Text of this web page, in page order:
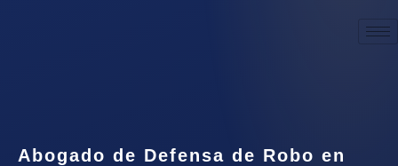
Abogado de Defensa de Robo en